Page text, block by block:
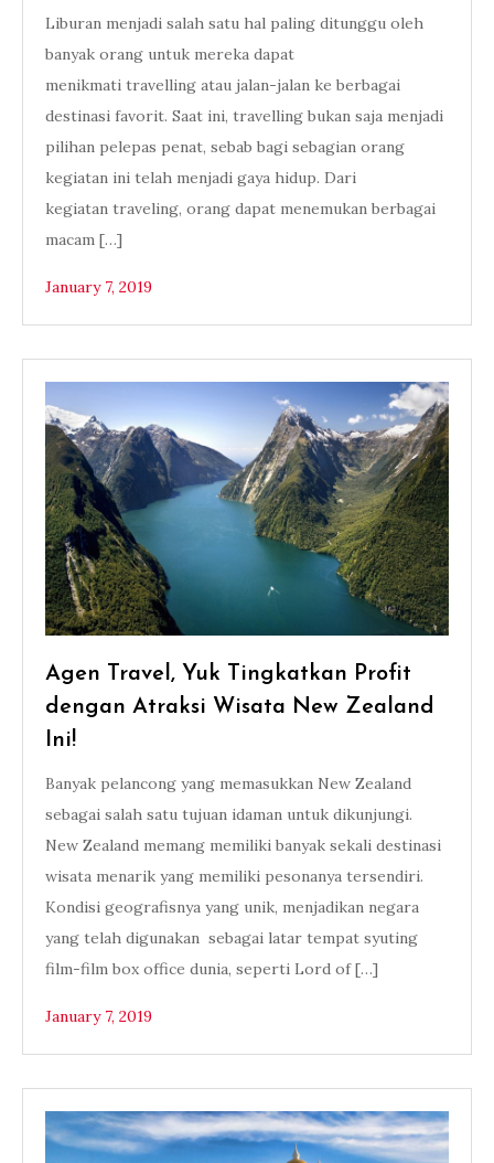
Liburan menjadi salah satu hal paling ditunggu oleh
banyak orang untuk mereka dapat
menikmati travelling atau jalan-jalan ke berbagai
destinasi favorit. Saat ini, travelling bukan saja menjadi
pilihan pelepas penat, sebab bagi sebagian orang
kegiatan ini telah menjadi gaya hidup. Dari
kegiatan traveling, orang dapat menemukan berbagai
macam […]
January 7, 2019
Agen Travel, Yuk Tingkatkan Profit
dengan Atraksi Wisata New Zealand
Ini!
Banyak pelancong yang memasukkan New Zealand
sebagai salah satu tujuan idaman untuk dikunjungi.
New Zealand memang memiliki banyak sekali destinasi
wisata menarik yang memiliki pesonanya tersendiri.
Kondisi geografisnya yang unik, menjadikan negara
yang telah digunakan sebagai latar tempat syuting
film-film box office dunia, seperti Lord of […]
January 7, 2019